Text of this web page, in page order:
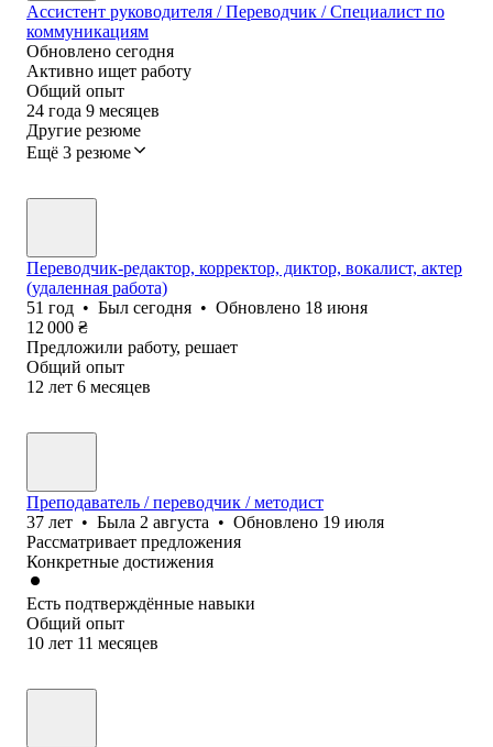
Ассистент руководителя / Переводчик / Специалист по
коммуникациям
Обновлено сегодня
Активно ищет работу
Общий опыт
24 года 9 месяцев
Другие резюме
Ещё 3 резюме
Переводчик-редактор, корректор, диктор, вокалист, актер
(удаленная работа)
51 год • Был сегодня • Обновлено 18 июня
12 000 ₴
Предложили работу, решает
Общий опыт
12 лет 6 месяцев
Преподаватель / переводчик / методист
37 лет • Была 2 августа • Обновлено 19 июля
Рассматривает предложения
Конкретные достижения
Есть подтверждённые навыки
Общий опыт
10 лет 11 месяцев